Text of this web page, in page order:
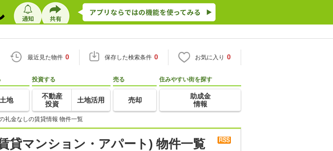
最近見た物件 0 保存した検索条件 0 お気に入り 0
土地
投資する
不動産
投資
土地活用
売る
売却
住みやすい街を探す
助成金
情報
礼金なしの賃貸情報 物件一覧
貸マンション・アパート) 物件一覧